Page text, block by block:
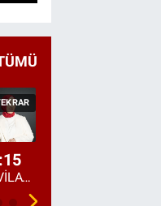
SEVİLAY SUNGUR İLE ELİMİN BEREKETİ